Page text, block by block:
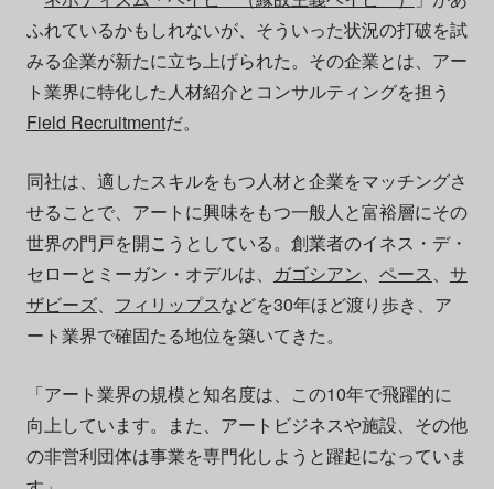
ふれているかもしれないが、そういった状況の打破を試
みる企業が新たに立ち上げられた。その企業とは、アー
ト業界に特化した人材紹介とコンサルティングを担う
Field Recruitmentだ。
同社は、適したスキルをもつ人材と企業をマッチングさ
せることで、アートに興味をもつ一般人と富裕層にその
世界の門戸を開こうとしている。創業者のイネス・デ・
セローとミーガン・オデルは、 ガゴシアン、 ペース、 サ
ザビーズ、 フィリップスなどを30年ほど渡り歩き、ア
ート業界で確固たる地位を築いてきた。
「アート業界の規模と知名度は、この10年で飛躍的に
向上しています。また、アートビジネスや施設、その他
の非営利団体は事業を専門化しようと躍起になっていま